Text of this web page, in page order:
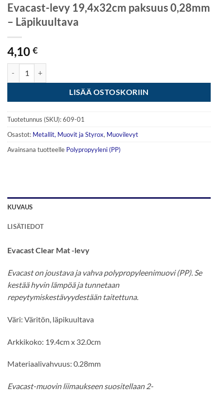
Evacast-levy 19,4x32cm paksuus 0,28mm
– Läpikuultava
4,10 €
LISÄÄ OSTOSKORIIN
Tuotetunnus (SKU):609-01
Osastot: Metallit, Muovit ja Styrox, Muovilevyt
Avainsana tuotteelle Polypropyyleni (PP)
KUVAUS
LISÄTIEDOT
Evacast Clear Mat -levy
Evacast on joustava ja vahva polypropyleenimuovi (PP). Se
kestää hyvin lämpöä ja tunnetaan
repeytymiskestävyydestään taitettuna.
Väri: Väritön, läpikuultava
Arkkikoko: 19.4cm x 32.0cm
Materiaalivahvuus: 0.28mm
Evacast-muovin liimaukseen suositellaan 2-